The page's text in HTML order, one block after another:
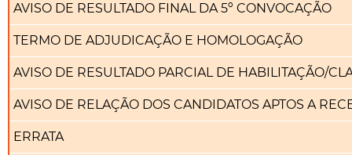
AVISO DE RESULTADO FINAL DA 5º CONVOCAÇÃO
TERMO DE ADJUDICAÇÃO E HOMOLOGAÇÃO
AVISO DE RESULTADO PARCIAL DE HABILITAÇÃO/
AVISO DE RELAÇÃO DOS CANDIDATOS APTOS A
ERRATA